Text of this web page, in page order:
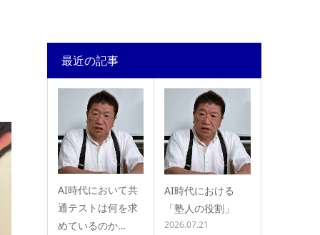
最近の記事
AI時代において共
通テストは何を求
めているのか…
AI時代における
「塾人の役割」
2026.07.21